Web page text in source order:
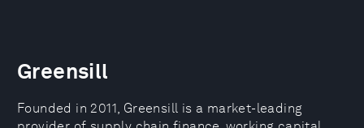
Greensill
Founded in 2011, Greensill is a market-leading